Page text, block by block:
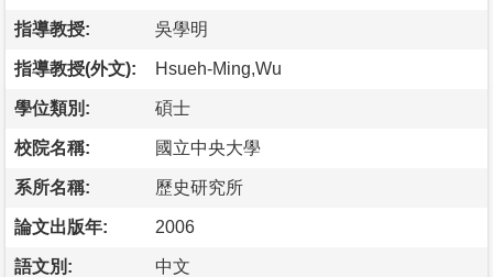
指導教授: 吳學明
指導教授(外文): Hsueh-Ming,Wu
學位類別: 碩士
校院名稱: 國立中央大學
系所名稱: 歷史研究所
論文出版年: 2006
語文別: 中文